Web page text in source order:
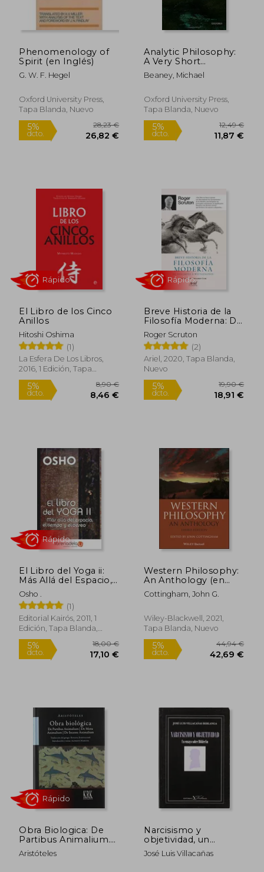
dcto. 27,98 € dcto.
Phenomenology of
Spirit (en Inglés)
G. W. F. Hegel
Oxford University Press,
Tapa Blanda, Nuevo
5%
dcto. 26,82 €
Analytic Philosophy:
A Very Short
Introduction (Very
Short Introductions)
Beaney, Michael
Oxford University Press,
Tapa Blanda, Nuevo
dcto.
El Libro de los Cinco
Anillos
Hitoshi Oshima
(1)
La Esfera De Los Libros,
2016, 1 Edición, Tapa
Blanda, Nuevo
Rápido
Breve Historia de la
Filosofía Moderna: De
Descartes a
Wittgenstein
Roger Scruton
(2)
Ariel, 2020, Tapa Blanda,
Nuevo
5%
Rápido
El Libro del Yoga ii:
Más Allá del Espacio,
el Tiempo y el Deseo
Osho .
(1)
Editorial Kairós, 2011, 1
Edición, Tapa Blanda,
Nuevo
Rápido
Western Philosophy:
An Anthology (en
Inglés)
Cottingham, John G.
Wiley-Blackwell, 2021,
Tapa Blanda, Nuevo
Obra Biologica: De
Partibus Animalium.
De Motu Animalium.
De Ince ssu
Aristóteles
Narcisismo y
objetividad, un
ensayo sobre
Hölderlin
José Luis Villacañas